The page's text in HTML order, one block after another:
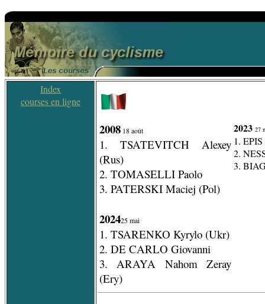
Index
courses en ligne
2008 18 août
1. TSATEVITCH Alexey
(Rus)
2. TOMASELLI Paolo
3. PATERSKI Maciej (Pol)
202425 mai
1. TSARENKO Kyrylo (Ukr)
2. DE CARLO Giovanni
3. ARAYA Nahom Zeray
(Ery)
2023 27
1.
2.
3.